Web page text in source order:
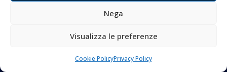
Nega
Visualizza le preferenze
Cookie PolicyPrivacy Policy
Copyright © 2026 Coltelleria Donnini. All Rights
Reserved.